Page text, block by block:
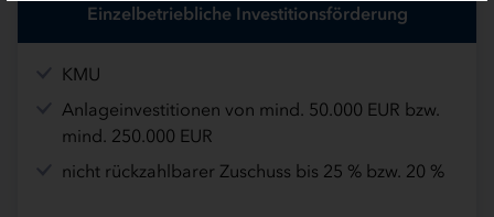
Einzelbetriebliche Investitionsförderung
KMU
Anlageinvestitionen von mind. 50.000 EUR bzw.
mind. 250.000 EUR
nicht rückzahlbarer Zuschuss bis 25 % bzw. 20 %